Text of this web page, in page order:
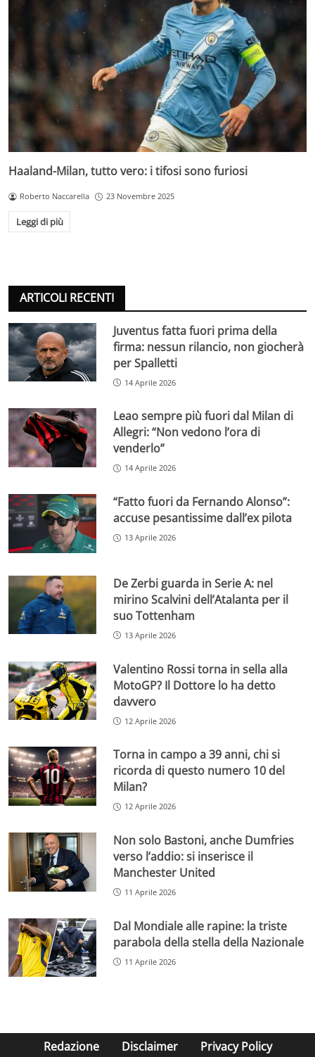
Haaland-Milan, tutto vero: i tifosi sono furiosi
Roberto Naccarella 23 Novembre 2025
Leggi di più
ARTICOLI RECENTI
Juventus fatta fuori prima della
firma: nessun rilancio, non giocherà
per Spalletti
14 Aprile 2026
Leao sempre più fuori dal Milan di
Allegri: “Non vedono l’ora di
venderlo”
14 Aprile 2026
“Fatto fuori da Fernando Alonso”:
accuse pesantissime dall’ex pilota
13 Aprile 2026
De Zerbi guarda in Serie A: nel
mirino Scalvini dell’Atalanta per il
suo Tottenham
13 Aprile 2026
Valentino Rossi torna in sella alla
MotoGP? Il Dottore lo ha detto
davvero
12 Aprile 2026
Torna in campo a 39 anni, chi si
ricorda di questo numero 10 del
Milan?
12 Aprile 2026
Non solo Bastoni, anche Dumfries
verso l’addio: si inserisce il
Manchester United
11 Aprile 2026
Dal Mondiale alle rapine: la triste
parabola della stella della Nazionale
11 Aprile 2026
Redazione Disclaimer Privacy Policy